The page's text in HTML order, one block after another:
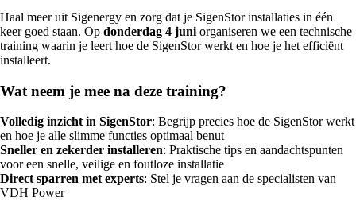
Haal meer uit Sigenergy en zorg dat je SigenStor installaties in één
keer goed staan. Op donderdag 4 juni organiseren we een technische
training waarin je leert hoe de SigenStor werkt en hoe je het efficiënt
installeert.
Wat neem je mee na deze training?
Volledig inzicht in SigenStor: Begrijp precies hoe de SigenStor werkt
en hoe je alle slimme functies optimaal benut
Sneller en zekerder installeren: Praktische tips en aandachtspunten
voor een snelle, veilige en foutloze installatie
Direct sparren met experts: Stel je vragen aan de specialisten van
VDH Power